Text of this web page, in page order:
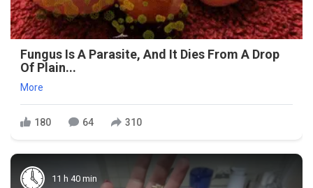
Fungus Is A Parasite, And It Dies From A Drop
Of Plain...
More
180 64 310
11 h 40 min